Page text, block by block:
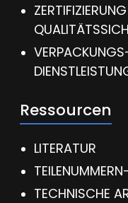
Ressourcen
LITERATUR
TECHNISCHE